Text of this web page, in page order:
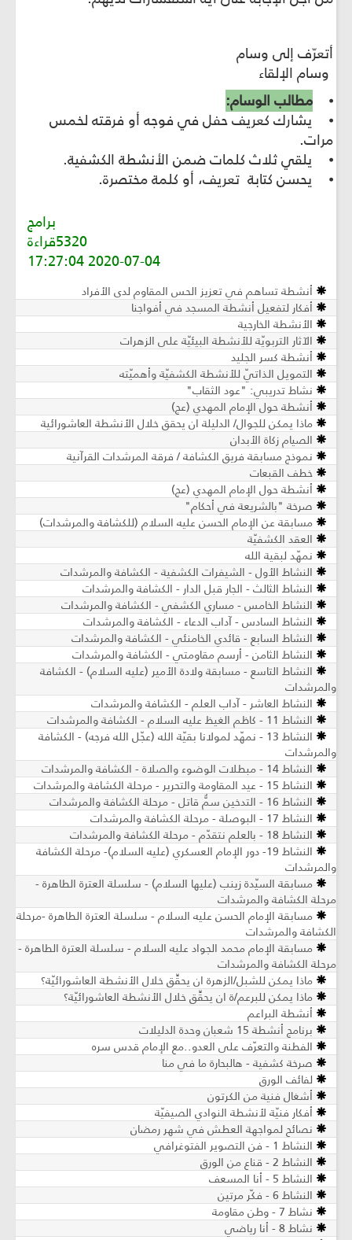
أتعرّف إلى وسام
وسام الإلقاء
⦁ مطالب الوسام:
⦁ يشارك كعريف حفل في فوجه أو فرقته لخمس
مرات.
⦁ يلقي ثلاث كلمات ضمن الأنشطة الكشفية.
⦁ يحسن كتابة تعريف، أو كلمة مختصرة.
برامج
5320قراءة
2020-07-04 17:27:04
أنشطة تساهم في تعزيز الحس المقاوم لدى الأفراد
أفكار لتفعيل أنشطة المسجد في أفواجنا
الأنشطة الخارجية
الآثار التربويّة للأنشطة البيئيّة على الزهرات
أنشطة كسر الجليد
التمويل الذاتيّ للأنشطة الكشفيّة وأهميّته
نشاط تدريبي: "عود الثقاب"
أنشطة حول الإمام المهدي (عج)
ماذا يمكن للجوال/ الدليلة ان يحقق خلال الأنشطة العاشورائية
الصيام زكاة الأبدان
نموذج مسابقة فريق الكشافة / فرقة المرشدات القرآنية
خطف القبعات
أنشطة حول الإمام المهدي (عج)
صرخة "بالشريعة في أحكام"
مسابقة عن الإمام الحسن عليه السلام (للكشافة والمرشدات)
العقد الكشفيّة
نمهّد لبقية الله
النشاط الأول - الشيفرات الكشفية - الكشافة والمرشدات
النشاط الثالث - الجار قبل الدار - الكشافة والمرشدات
النشاط الخامس - مساري الكشفي - الكشافة والمرشدات
النشاط السادس - آداب الدعاء - الكشافة والمرشدات
النشاط السابع - قائدي الخامنئي - الكشافة والمرشدات
النشاط الثامن - أرسم مقاومتي - الكشافة والمرشدات
النشاط التاسع - مسابقة ولادة الأمير (عليه السلام) - الكشافة
والمرشدات
النشاط العاشر - آداب العلم - الكشافة والمرشدات
النشاط 11 - كاظم الغيظ عليه السلام - الكشافة والمرشدات
النشاط 13 - نمهّد لمولانا بقيّة الله (عجّل الله فرجه) - الكشافة
والمرشدات
النشاط 14 - مبطلات الوضوء والصلاة - الكشافة والمرشدات
النشاط 15 - عيد المقاومة والتحرير - مرحلة الكشافة والمرشدات
النشاط 16 - التدخين سمٌّ قاتل - مرحلة الكشافة والمرشدات
النشاط 17 - البوصلة - مرحلة الكشافة والمرشدات
النشاط 18 - بالعلم نتقدّم - مرحلة الكشافة والمرشدات
النشاط 19- دور الإمام العسكري (عليه السلام)- مرحلة الكشافة
والمرشدات
مسابقة السيّدة زينب (عليها السلام) - سلسلة العترة الطاهرة -
مرحلة الكشافة والمرشدات
مسابقة الإمام الحسن عليه السلام - سلسلة العترة الطاهرة -مرحلة
الكشافة والمرشدات
مسابقة الإمام محمد الجواد عليه السلام - سلسلة العترة الطاهرة -
مرحلة الكشافة والمرشدات
ماذا يمكن للشبل/الزهرة ان يحقِّق خلال الأنشطة العاشورائيّة؟
ماذا يمكن للبرعم/ة ان يحقِّق خلال الأنشطة العاشورائيّة؟
أنشطة البراعم
برنامج أنشطة 15 شعبان وحدة الدليلات
الفطنة والتعرّف على العدو..مع الإمام قدس سره
صرخة كشفية - هالبحارة ما في منا
لفائف الورق
أشغال فنية من الكرتون
أفكار فنيّة لأنشطة النوادي الصيفيّة
نصائح لمواجهة العطش في شهر رمضان
النشاط 1 - فن التصوير الفتوغرافي
النشاط 2 - قناع من الورق
النشاط 5 - أنا المسعف
النشاط 6 - فكّر مرتين
نشاط 7 - وطن مقاومة
نشاط 8 - أنا رياضي